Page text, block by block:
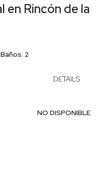
en Rincón de la
Baños: 2
DETAILS
NO DISPONIBLE